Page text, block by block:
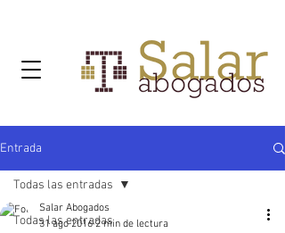
Entrada
Todas las entradas
Todas las entradas
Salar Abogados
31 ago 2016 2 min de lectura